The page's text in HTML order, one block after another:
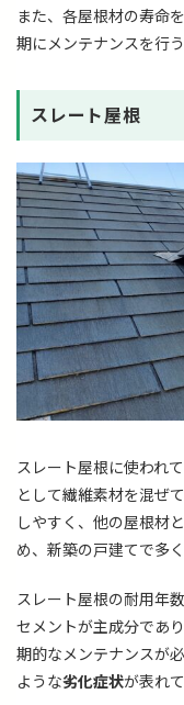
また、各屋根材の寿命
期にメンテナンスを行
スレート屋根
スレート屋根に使われ
として繊維素材を混ぜ
しやすく、他の屋根材
め、新築の戸建てで多
スレート屋根の耐用年
セメントが主成分であ
期的なメンテナンスが
ような劣化症状が表れて